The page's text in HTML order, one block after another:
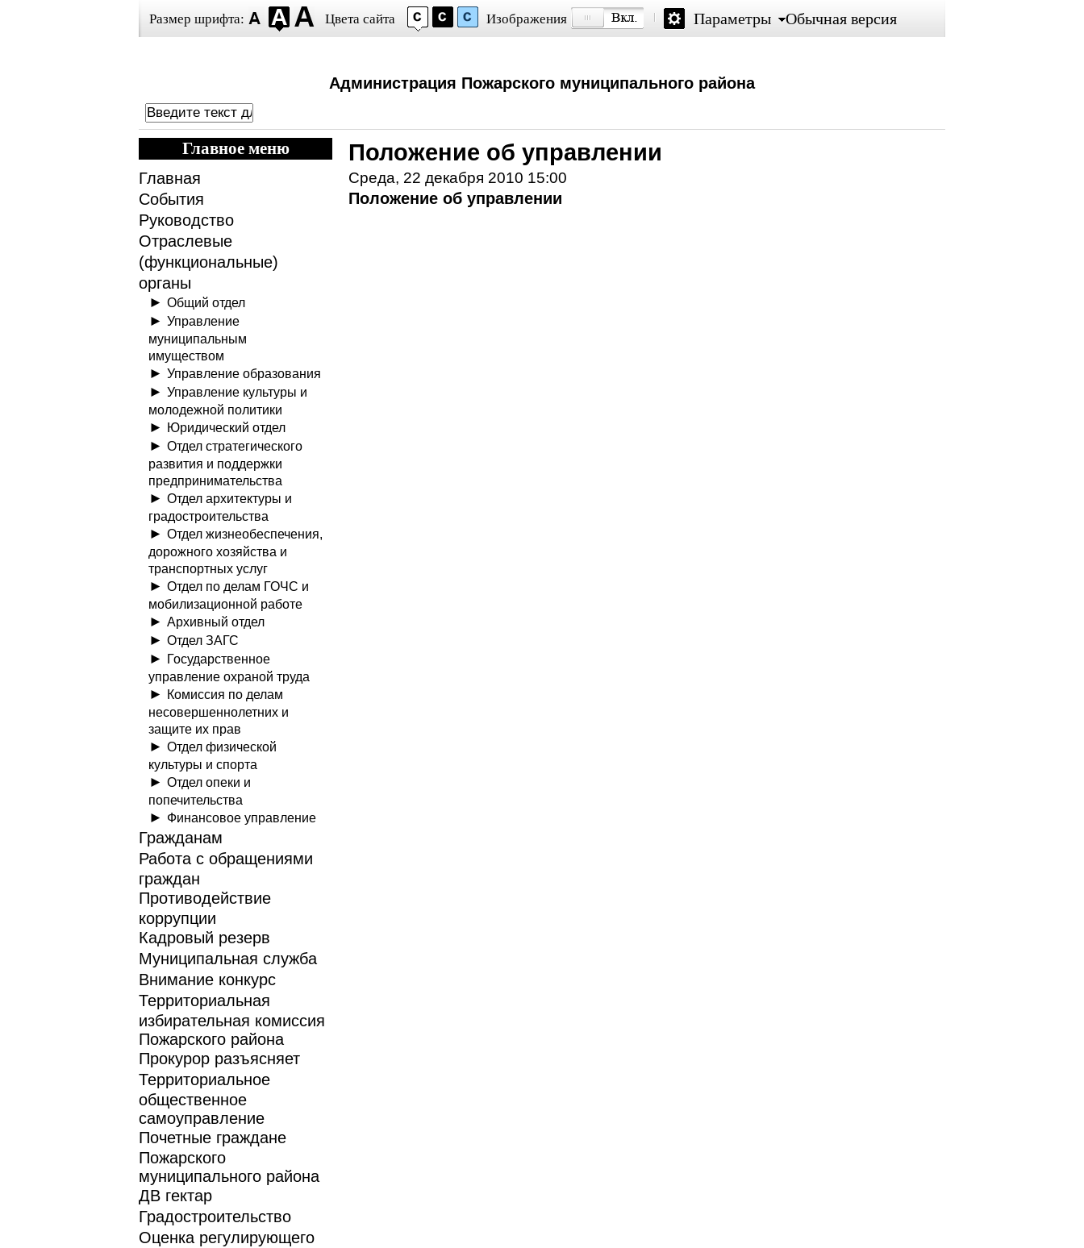
Размер шрифта: Цвета сайта Изображения Параметры Обычная версия
Администрация Пожарского муниципального района
Главное меню
Главная
События
Руководство
Отраслевые
(функциональные)
органы
Общий отдел
Управление
муниципальным
имуществом
Управление образования
Управление культуры и
молодежной политики
Юридический отдел
Отдел стратегического
развития и поддержки
предпринимательства
Отдел архитектуры и
градостроительства
Отдел жизнеобеспечения,
дорожного хозяйства и
транспортных услуг
Отдел по делам ГОЧС и
мобилизационной работе
Архивный отдел
Отдел ЗАГС
Государственное
управление охраной труда
Комиссия по делам
несовершеннолетних и
защите их прав
Отдел физической
культуры и спорта
Отдел опеки и
попечительства
Финансовое управление
Гражданам
Работа с обращениями
граждан
Противодействие
коррупции
Кадровый резерв
Муниципальная служба
Внимание конкурс
Территориальная
избирательная комиссия
Пожарского района
Прокурор разъясняет
Территориальное
общественное
самоуправление
Почетные граждане
Пожарского
муниципального района
ДВ гектар
Градостроительство
Оценка регулирующего
Положение об управлении
Среда, 22 декабря 2010 15:00
Положение об управлении